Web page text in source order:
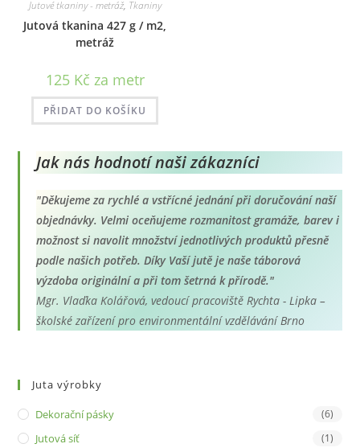
Jutové tkaniny - metráž, Tkaniny
Jutová tkanina 427 g / m2,
metráž
125 Kč za metr
PŘIDAT DO KOŠÍKU
Jak nás hodnotí naši zákazníci
"Děkujeme za rychlé a vstřícné jednání při doručování naší
objednávky. Velmi oceňujeme rozmanitost gramáže, barev i
možnost si navolit množství jednotlivých produktů přesně
podle našich potřeb. Díky Vaší jutě je naše táborová
výzdoba originální a při tom šetrná k přírodě."
Mgr. Vlaďka Kolářová, vedoucí pracoviště Rychta - Lipka –
školské zařízení pro environmentální vzdělávání Brno
Juta výrobky
Dekorační pásky (6)
Jutová síť (1)